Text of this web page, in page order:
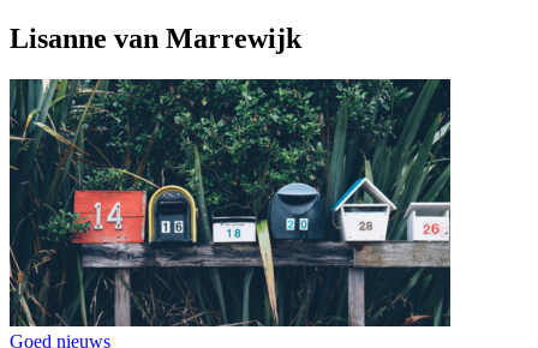
Lisanne van Marrewijk
Goed nieuws